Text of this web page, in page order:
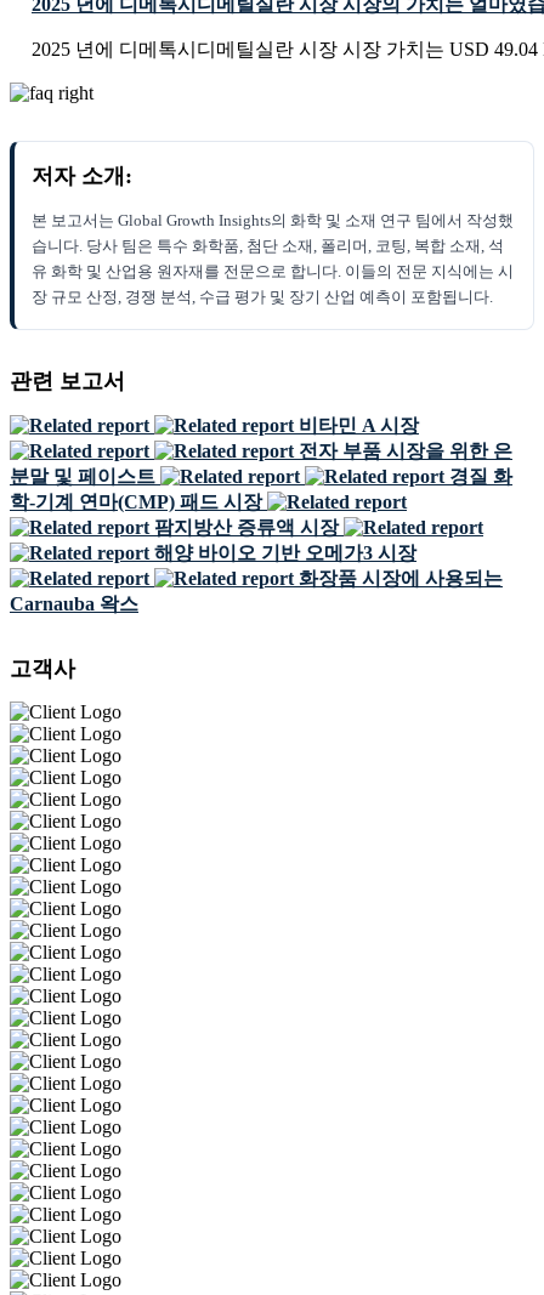
2025 년에 디메톡시디메틸실란 시장 시장의 가치는 얼마였
2025 년에 디메톡시디메틸실란 시장 시장 가치는 USD
저자 소개:
본 보고서는 Global Growth Insights의 화학 및 소재 연구 팀에서 작성했
습니다. 당사 팀은 특수 화학품, 첨단 소재, 폴리머, 코팅, 복합 소재, 석
유 화학 및 산업용 원자재를 전문으로 합니다. 이들의 전문 지식에는 시
장 규모 산정, 경쟁 분석, 수급 평가 및 장기 산업 예측이 포함됩니다.
관련 보고서
비타민 A 시장
전자 부품 시장을 위한 은
분말 및 페이스트
경질 화
학-기계 연마(CMP) 패드 시장
팜지방산 증류액 시장
해양 바이오 기반 오메가3 시장
화장품 시장에 사용되는
Carnauba 왁스
고객사